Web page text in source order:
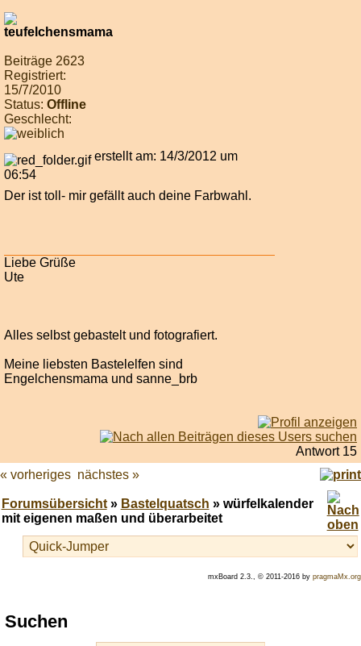
Beiträge 2623
Registriert:
15/7/2010
Status: Offline
Geschlecht:
erstellt am: 14/3/2012 um
06:54
Der ist toll- mir gefällt auch deine Farbwahl.
Liebe Grüße
Ute
Alles selbst gebastelt und fotografiert.
Meine liebsten Bastelelfen sind
Engelchensmama und sanne_brb
Antwort 15
« vorheriges nächstes »
Forumsübersicht» Bastelquatsch » würfelkalender
mit eigenen maßen und überarbeitet
mxBoard 2.3., © 2011-2016 by pragmaMx.org
Play
best
Suchen